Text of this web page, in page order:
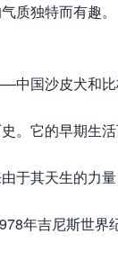
质独特而有趣。
国沙皮犬和比
。它的早期生
于其天生的力
年吉尼斯世